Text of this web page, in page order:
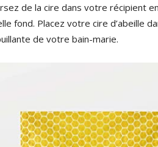
de la cire dans votre récipient
fond. Placez votre cire d’abeille
de votre bain-marie.